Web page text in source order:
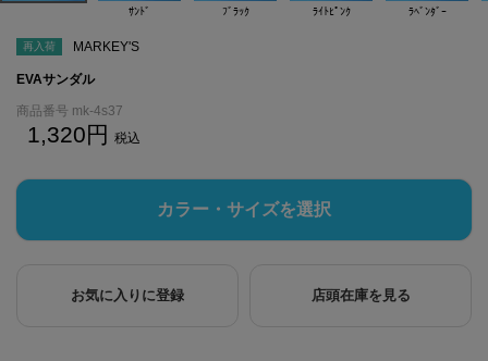
ｻﾝﾄﾞ ﾌﾞﾗｯｸ ﾗｲﾄﾋﾟﾝｸ ﾗﾍﾞﾝﾀﾞｰ
再入荷 MARKEY'S
EVAサンダル
商品番号 mk-4s37
1,320 税込
カラー・サイズを選択
お気に入りに登録 店頭在庫を見る